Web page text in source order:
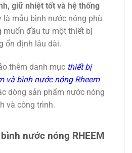
giữ nhiệt tốt và hệ thống
là mẫu bình nước nóng phù
muốn đầu tư một thiết bị
ổn định lâu dài.
thêm danh mục thiết bị
và bình nước nóng Rheem
dòng sản phẩm nước nóng
và công trình.
nước nóng RHEEM